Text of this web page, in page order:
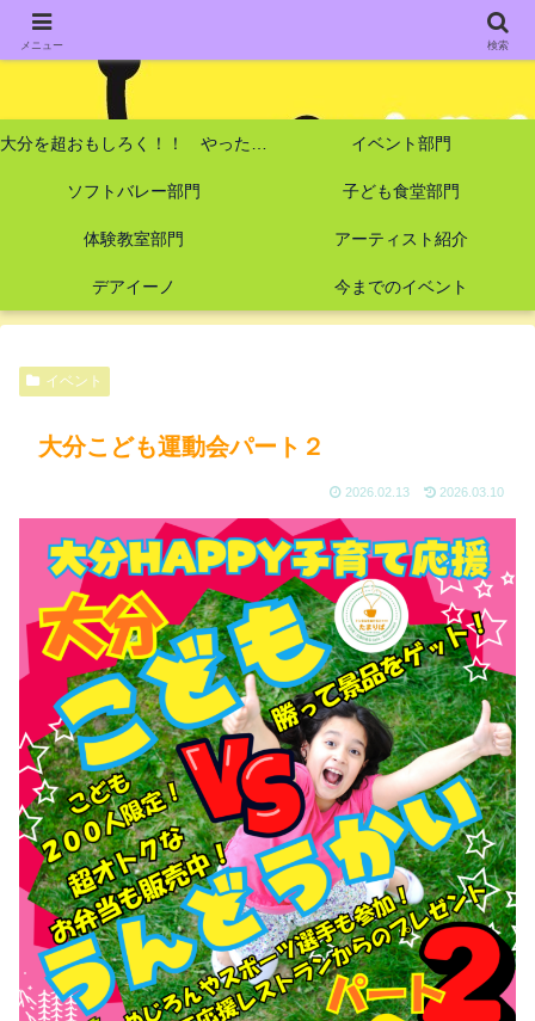
イベント部門
ソフトバレー部門 子ども食堂部門
体験教室部門 アーティスト紹介
デアイーノ 今までのイベント
イベント
大分こども運動会パート２
2026.02.13 2026.03.10
メニュー 検索